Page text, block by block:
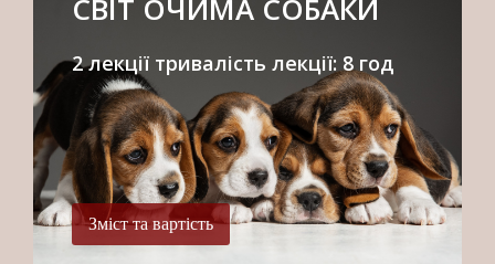
СВІТ ОЧИМА СОБАКИ
2 лекції тривалість лекції: 8 год
Зміст та вартість